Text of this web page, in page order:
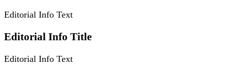
Editorial Info Text
Editorial Info Title
Editorial Info Text